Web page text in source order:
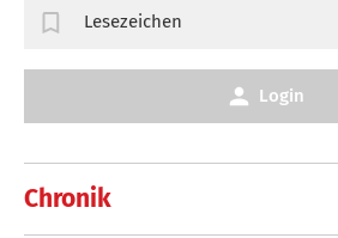
Chronik
Lesezeichen
Login